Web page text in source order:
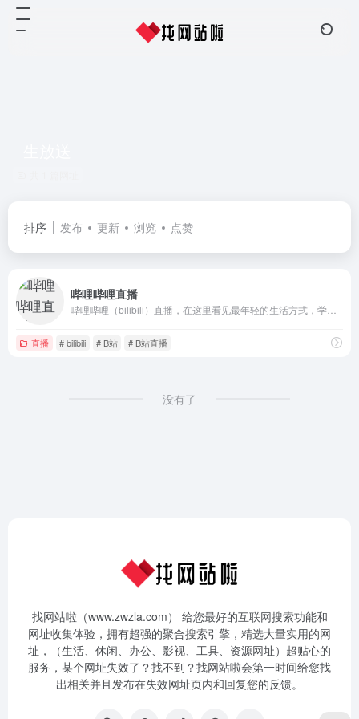
排序 发布 更新 浏览 点赞
哔哩哔哩直播
直播 # bilibili # B站 # B站直播
没有了
找网站啦（www.zwzla.com） 给您最好的互联网搜索功能和
网址收集体验，拥有超强的聚合搜索引擎，精选大量实用的网
址，（生活、休闲、办公、影视、工具、资源网址）超贴心的
服务，某个网址失效了？找不到？找网站啦会第一时间给您找
出相关并且发布在失效网址页内和回复您的反馈。